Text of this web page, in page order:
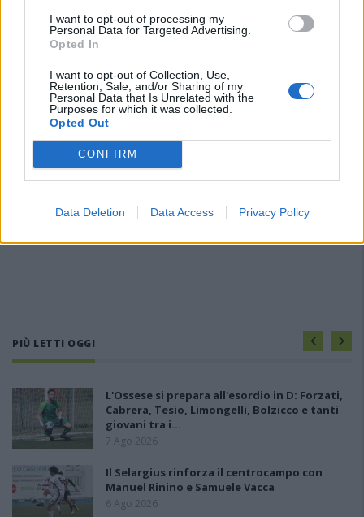
I want to opt-out of processing my
Personal Data for Targeted Advertising.
Opted In
I want to opt-out of Collection, Use,
Retention, Sale, and/or Sharing of my
Personal Data that Is Unrelated with the
Purposes for which it was collected.
Opted Out
CONFIRM
Data Deletion Data Access Privacy Policy
PIÙ LETTI OGGI
L'Ossese si prepara all'esordio in D: Forzati,
Cabrera, Tesio, Limongelli, Bolzicco e tanti
giovani tra i…
7 Ago 2026
Il Selargius rinforza il centrocampo con
Manuel Rinino e Samuele Vacca
6 Ago 2026